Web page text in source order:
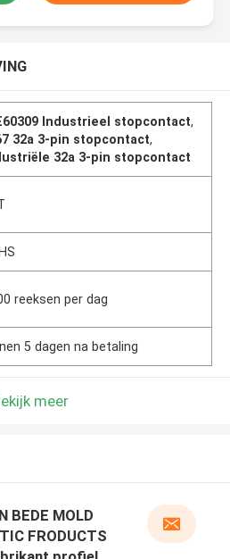
Industrieel stopcontact,
32a 3-pin stopcontact,
32a 3-pin stopcontact
reeksen per dag
5 dagen na betaling
meer
BEDE MOLD
FRODUCTS